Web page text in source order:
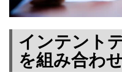
インテント
を組み合わ